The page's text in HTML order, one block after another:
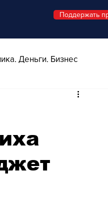
Деньги. Бизнес
четверг
Поддержать